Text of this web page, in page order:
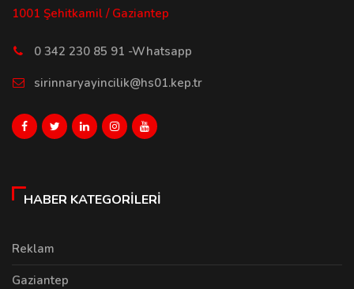
1001 Şehitkamil / Gaziantep
0 342 230 85 91 -Whatsapp
sirinnaryayincilik@hs01.kep.tr
HABER KATEGORILERI
Reklam
Gaziantep